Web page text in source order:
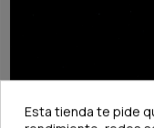
Esta tienda te pide